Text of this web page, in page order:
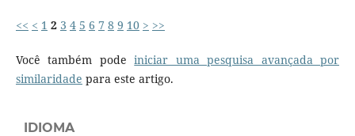
<< < 1 2 3 4 5 6 7 8 9 10 > >>
Você também podeiniciar uma pesquisa avançada por
similaridade para este artigo.
IDIOMA